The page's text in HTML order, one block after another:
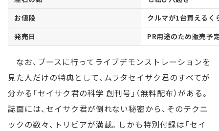
お値段
クルマが1台買えるく
発売日
PR用途のため販売予
なお、ブースに行ってライブデモンストレーションを
見た人だけの特典として、ムラタセイサク君のすべてが
分かる「セイサク君の科学 創刊号」（無料配布）がある。
誌面には、セイサク君が倒れない秘密から、そのテクニ
ックの数々、トリビアが満載。しかも特別付録は「セイ